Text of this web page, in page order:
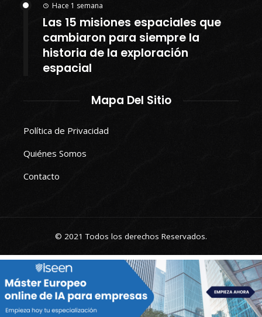
Hace 1 semana
Las 15 misiones espaciales que
cambiaron para siempre la
historia de la exploración
espacial
Mapa Del Sitio
Política de Privacidad
Quiénes Somos
Contacto
© 2021 Todos los derechos Reservados.